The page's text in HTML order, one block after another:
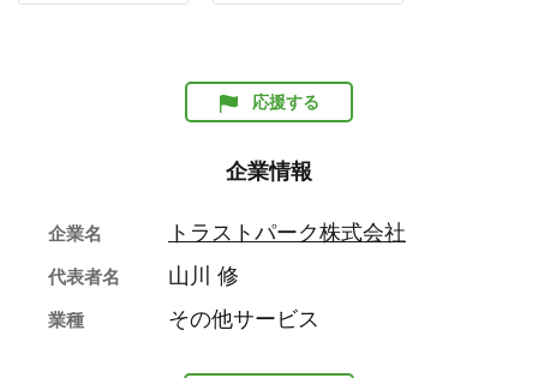
応援する
企業情報
企業名 トラストパーク株式会社
代表者名 山川 修
業種 その他サービス